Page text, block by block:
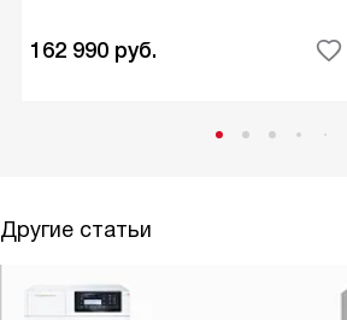
162 990 руб.
Другие статьи